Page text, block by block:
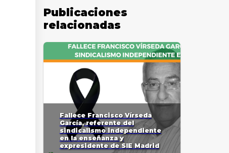
Publicaciones
relacionadas
Fallece Francisco Vírseda
García, referente del
sindicalismo independiente
en la enseñanza y
expresidente de SIE Madrid